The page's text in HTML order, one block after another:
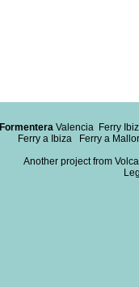
Formentera Valencia Ferry
Ferry a Ibiza
Ferry a
Another project from